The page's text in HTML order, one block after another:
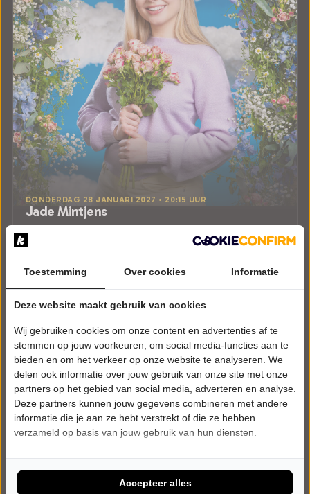
DONDERDAG 28 JANUARI 2027 • 20:15 UUR
Jade Mintjens
Bedankt om te komen
CABARET
Uitverkocht
Meer info
Toestemming Over cookies Informatie
Deze website maakt gebruik van cookies
Wij gebruiken cookies om onze content en advertenties af te
stemmen op jouw voorkeuren, om social media-functies aan te
bieden en om het verkeer op onze website te analyseren. We
delen ook informatie over jouw gebruik van onze site met onze
partners op het gebied van social media, adverteren en analyse.
Deze partners kunnen jouw gegevens combineren met andere
informatie die je aan ze hebt verstrekt of die ze hebben
verzameld op basis van jouw gebruik van hun diensten.
Accepteer alles